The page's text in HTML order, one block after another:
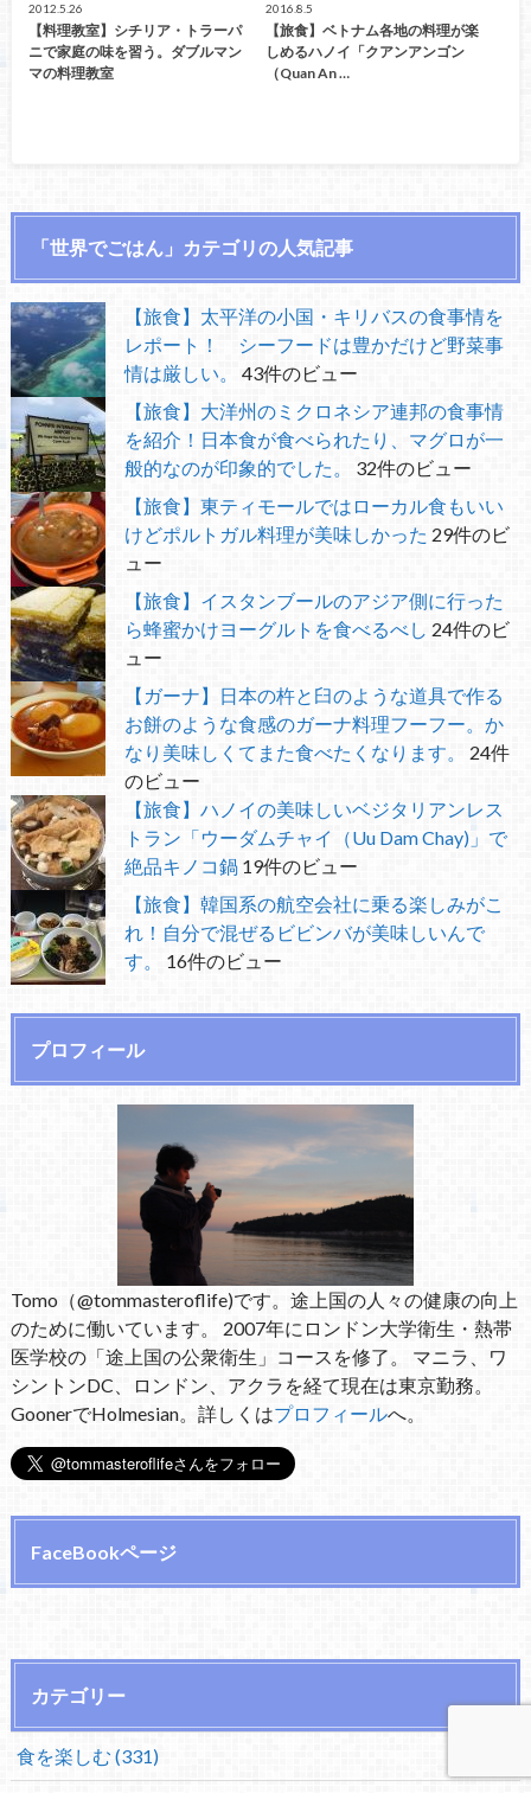
2012.5.26
【料理教室】シチリア・トラーパ
ニで家庭の味を習う。ダブルマン
マの料理教室
2016.8.5
【旅食】ベトナム各地の料理が楽
しめるハノイ「クアンアンゴン
（Quan An …
「世界でごはん」カテゴリの人気記事
【旅食】太平洋の小国・キリバスの食事情を
レポート！ シーフードは豊かだけど野菜事
情は厳しい。
43件のビュー
【旅食】大洋州のミクロネシア連邦の食事情
を紹介！日本食が食べられたり、マグロが一
般的なのが印象的でした。
32件のビュー
【旅食】東ティモールではローカル食もいい
けどポルトガル料理が美味しかった 29件のビ
ュー
【旅食】イスタンブールのアジア側に行った
ら蜂蜜かけヨーグルトを食べるべし 24件のビ
ュー
【ガーナ】日本の杵と臼のような道具で作る
お餅のような食感のガーナ料理フーフー。か
なり美味しくてまた食べたくなります。
24件
のビュー
【旅食】ハノイの美味しいベジタリアンレス
トラン「ウーダムチャイ（Uu Dam Chay)」で
絶品キノコ鍋 19件のビュー
【旅食】韓国系の航空会社に乗る楽しみがこ
れ！自分で混ぜるビビンバが美味しいんで
す。
16件のビュー
プロフィール
Tomo（@tommasteroflife)です。途上国の人々の健康の向上
のために働いています。 2007年にロンドン大学衛生・熱帯
医学校の「途上国の公衆衛生」コースを修了。 マニラ、ワ
シントンDC、ロンドン、アクラを経て現在は東京勤務。
GoonerでHolmesian。詳しくはプロフィールへ。
FaceBookページ
カテゴリー
食を楽しむ (331)